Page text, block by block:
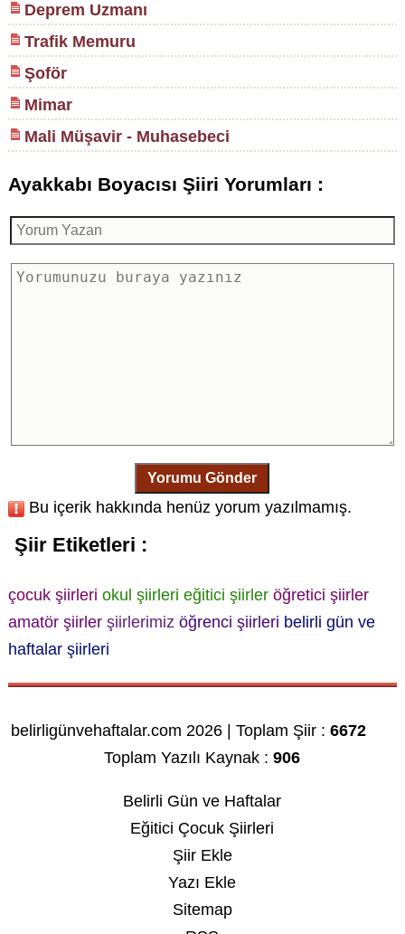
Deprem Uzmanı
Trafik Memuru
Şoför
Mimar
Mali Müşavir - Muhasebeci
Ayakkabı Boyacısı Şiiri Yorumları :
Yorumu Gönder
Bu içerik hakkında henüz yorum yazılmamış.
Şiir Etiketleri :
çocuk şiirleri okul şiirleri eğitici şiirler öğretici şiirler
amatör şiirler şiirlerimiz öğrenci şiirleri belirli gün ve
haftalar şiirleri
belirligünvehaftalar.com 2026 | Toplam Şiir :6672
Toplam Yazılı Kaynak :906
Belirli Gün ve Haftalar
Eğitici Çocuk Şiirleri
Şiir Ekle
Yazı Ekle
Sitemap